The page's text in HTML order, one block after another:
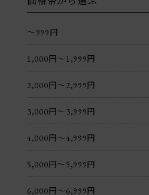
〜999円
1,000円〜1,999円
2,000円〜2,999円
3,000円〜3,999円
4,000円〜4,999円
5,000円〜5,999円
6,000円〜6,999円